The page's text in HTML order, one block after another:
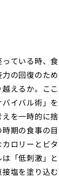
ている時、
の回復のた
えるか。こ
イバル術」
を一時的に
期の食事の
ロリーとビ
「低刺激」
塩を塗り込